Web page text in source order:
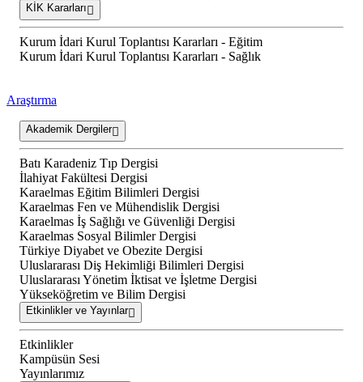
KİK Kararları
Kurum İdari Kurul Toplantısı Kararları - Eğitim
Kurum İdari Kurul Toplantısı Kararları - Sağlık
Araştırma
Akademik Dergiler
Batı Karadeniz Tıp Dergisi
İlahiyat Fakültesi Dergisi
Karaelmas Eğitim Bilimleri Dergisi
Karaelmas Fen ve Mühendislik Dergisi
Karaelmas İş Sağlığı ve Güvenliği Dergisi
Karaelmas Sosyal Bilimler Dergisi
Türkiye Diyabet ve Obezite Dergisi
Uluslararası Diş Hekimliği Bilimleri Dergisi
Uluslararası Yönetim İktisat ve İşletme Dergisi
Yükseköğretim ve Bilim Dergisi
Etkinlikler ve Yayınlar
Etkinlikler
Kampüsün Sesi
Yayınlarımız